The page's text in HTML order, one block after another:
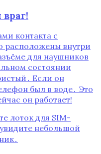
контакта с
расположены внутри
для наушников
состоянии
Если он
был в воде․ Это
он работает!
лоток для SIM-
небольшой